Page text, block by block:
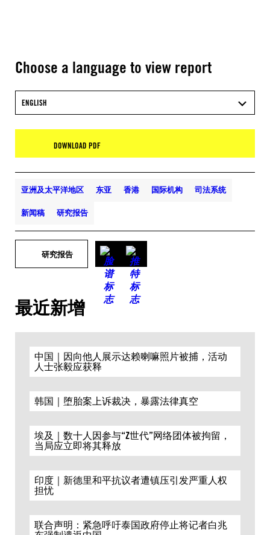
Choose a language to view report
ENGLISH
DOWNLOAD PDF
亚洲及太平洋地区 东亚 香港 国际机构 司法系统
新闻稿 研究报告
研究报告
最近新增
中国｜因向他人展示达赖喇嘛照片被捕，活动
人士张毅应获释
韩国｜堕胎案上诉裁决，暴露法律真空
埃及｜数十人因参与“Z世代”网络团体被拘留，
当局应立即将其释放
印度｜新德里和平抗议者遭镇压引发严重人权
担忧
联合声明：紧急呼吁泰国政府停止将记者白兆